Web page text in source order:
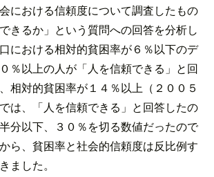
における信頼度について調査したもの
きるか」という質問への回答を分析し
における相対的貧困率が６％以下のデ
％以上の人が「人を信頼できる」と回
相対的貧困率が１４％以上（２００５
は、「人を信頼できる」と回答したの
分以下、３０％を切る数値だったので
ら、貧困率と社会的信頼度は反比例す
ました。